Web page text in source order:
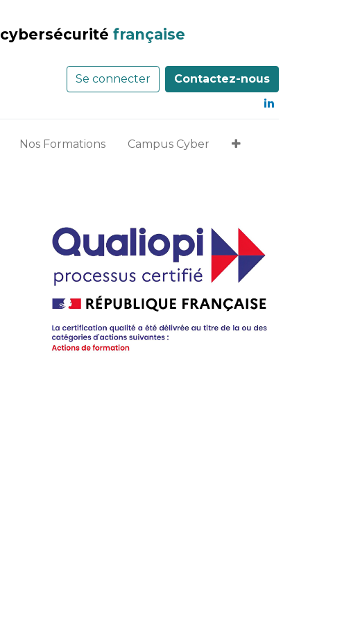
cybersécurité française
Se connecter Contactez-nous
Nos Formations Campus Cyber